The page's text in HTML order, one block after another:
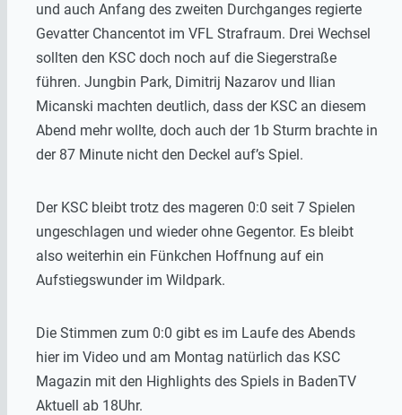
und auch Anfang des zweiten Durchganges regierte
Gevatter Chancentot im VFL Strafraum. Drei Wechsel
sollten den KSC doch noch auf die Siegerstraße
führen. Jungbin Park, Dimitrij Nazarov und Ilian
Micanski machten deutlich, dass der KSC an diesem
Abend mehr wollte, doch auch der 1b Sturm brachte in
der 87 Minute nicht den Deckel auf’s Spiel.
Der KSC bleibt trotz des mageren 0:0 seit 7 Spielen
ungeschlagen und wieder ohne Gegentor. Es bleibt
also weiterhin ein Fünkchen Hoffnung auf ein
Aufstiegswunder im Wildpark.
Die Stimmen zum 0:0 gibt es im Laufe des Abends
hier im Video und am Montag natürlich das KSC
Magazin mit den Highlights des Spiels in BadenTV
Aktuell ab 18Uhr.